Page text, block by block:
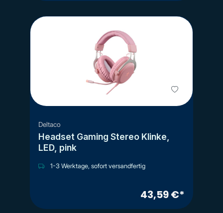
Deltaco
Headset Gaming Stereo Klinke,
LED, pink
1-3 Werktage, sofort versandfertig
43,59 €*